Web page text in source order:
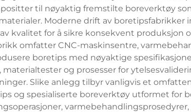
til nøyaktig fremstilte boreverktøy
Moderne drift av boretipsfabrikker
kvalitet for å sikre konsekvent produksjon
omfatter CNC-maskinsentre,
boretips med nøyaktige
og prosesser for
Slike anlegg tilbyr vanligvis et
og spesialiserte boreverktøy utformet for